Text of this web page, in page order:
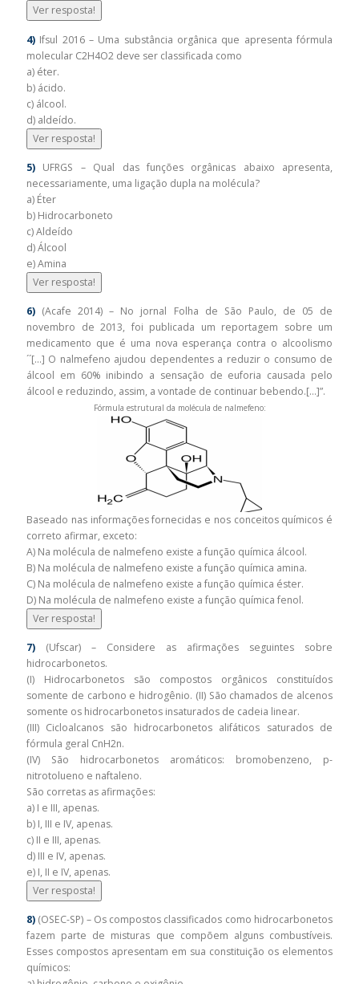
Ver resposta!
4) Ifsul 2016 – Uma substância orgânica que apresenta fórmula
molecular C2H4O2 deve ser classificada como
a) éter.
b) ácido.
c) álcool.
d) aldeído.
Ver resposta!
5) UFRGS – Qual das funções orgânicas abaixo apresenta,
necessariamente, uma ligação dupla na molécula?
a) Éter
b) Hidrocarboneto
c) Aldeído
d) Álcool
e) Amina
Ver resposta!
6) (Acafe 2014) – No jornal Folha de São Paulo, de 05 de
novembro de 2013, foi publicada um reportagem sobre um
medicamento que é uma nova esperança contra o alcoolismo
´´[…] O nalmefeno ajudou dependentes a reduzir o consumo de
álcool em 60% inibindo a sensação de euforia causada pelo
álcool e reduzindo, assim, a vontade de continuar bebendo.[…]”.
Fórmula estrutural da molécula de nalmefeno:
Baseado nas informações fornecidas e nos conceitos químicos é
correto afirmar, exceto:
A) Na molécula de nalmefeno existe a função química álcool.
B) Na molécula de nalmefeno existe a função química amina.
C) Na molécula de nalmefeno existe a função química éster.
D) Na molécula de nalmefeno existe a função química fenol.
Ver resposta!
7) (Ufscar) – Considere as afirmações seguintes sobre
hidrocarbonetos.
(I) Hidrocarbonetos são compostos orgânicos constituídos
somente de carbono e hidrogênio. (II) São chamados de alcenos
somente os hidrocarbonetos insaturados de cadeia linear.
(III) Cicloalcanos são hidrocarbonetos alifáticos saturados de
fórmula geral CnH2n.
(IV) São hidrocarbonetos aromáticos: bromobenzeno, p-
nitrotolueno e naftaleno.
São corretas as afirmações:
a) I e III, apenas.
b) I, III e IV, apenas.
c) II e III, apenas.
d) III e IV, apenas.
e) I, II e IV, apenas.
Ver resposta!
8) (OSEC-SP) – Os compostos classificados como hidrocarbonetos
fazem parte de misturas que compõem alguns combustíveis.
Esses compostos apresentam em sua constituição os elementos
químicos: